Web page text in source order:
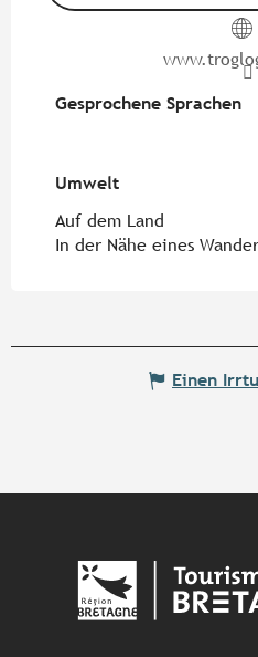
Gesprochene Sprachen
Gesprochene Sprachen
Umwelt
Umwelt
Auf dem Land
In der Nähe eines
Einen